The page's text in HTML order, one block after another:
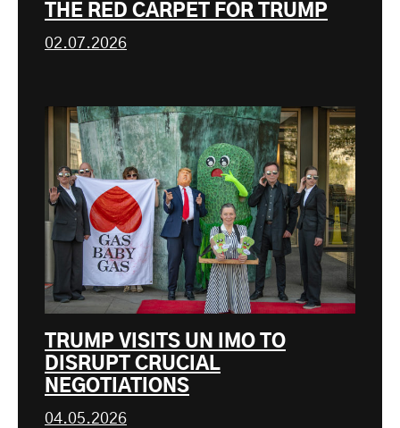
THE RED CARPET FOR TRUMP
02.07.2026
TRUMP VISITS UN IMO TO
DISRUPT CRUCIAL
NEGOTIATIONS
04.05.2026